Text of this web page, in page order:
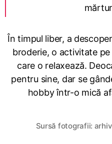
În timpul liber, a
broderie, o activitate
care o relaxează.
pentru sine, dar se
hobby într-o mică
Sursă fotografii: